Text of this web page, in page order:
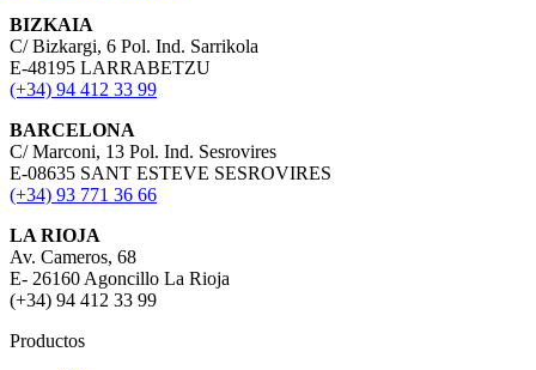
BIZKAIA
C/ Bizkargi, 6 Pol. Ind. Sarrikola
E-48195 LARRABETZU
(+34) 94 412 33 99
BARCELONA
C/ Marconi, 13 Pol. Ind. Sesrovires
E-08635 SANT ESTEVE SESROVIRES
(+34) 93 771 36 66
LA RIOJA
Av. Cameros, 68
E- 26160 Agoncillo La Rioja
(+34) 94 412 33 99
Productos